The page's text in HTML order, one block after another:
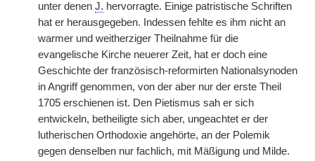
unter denen J. hervorragte. Einige patristische Schriften
hat er herausgegeben. Indessen fehlte es ihm nicht an
warmer und weitherziger Theilnahme für die
evangelische Kirche neuerer Zeit, hat er doch eine
Geschichte der französisch-reformirten Nationalsynoden
in Angriff genommen, von der aber nur der erste Theil
1705 erschienen ist. Den Pietismus sah er sich
entwickeln, betheiligte sich aber, ungeachtet er der
lutherischen Orthodoxie angehörte, an der Polemik
gegen denselben nur fachlich, mit Mäßigung und Milde.